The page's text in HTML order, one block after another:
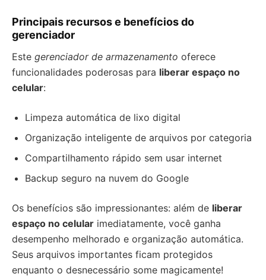
Principais recursos e benefícios do
gerenciador
Este gerenciador de armazenamento oferece
funcionalidades poderosas para liberar espaço no
celular:
Limpeza automática de lixo digital
Organização inteligente de arquivos por categoria
Compartilhamento rápido sem usar internet
Backup seguro na nuvem do Google
Os benefícios são impressionantes: além de liberar
espaço no celular imediatamente, você ganha
desempenho melhorado e organização automática.
Seus arquivos importantes ficam protegidos
enquanto o desnecessário some magicamente!